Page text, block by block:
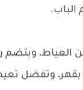
الباب.
العياط، وبتضم
وتفضل